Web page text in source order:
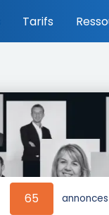
Tarifs
65